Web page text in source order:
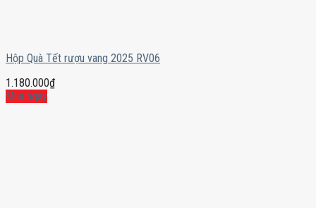
Hộp Quà Tết rượu vang 2025 RV06
1.180.000₫
Mua ngay